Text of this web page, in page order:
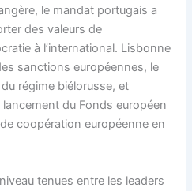
le mandat portugais a
des valeurs de
à l’international. Lisbonne
sanctions européennes, le
régime biélorusse, et
du Fonds européen
coopération européenne en
tenues entre les leaders